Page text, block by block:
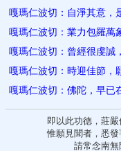
嘎瑪仁波切：自淨其意，
嘎瑪仁波切：業力包羅萬
嘎瑪仁波切：曾經很虔誠
嘎瑪仁波切：時迎佳節，
嘎瑪仁波切：佛陀，早已
即以此功德，莊嚴
惟願見聞者，悉發
請常念南無